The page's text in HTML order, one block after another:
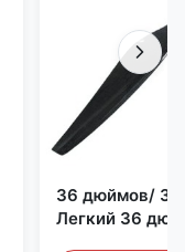
36 дюймов/
Легкий 36